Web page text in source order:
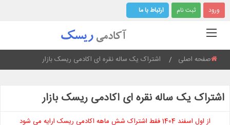
ورود ثبت نام ارتباط با ما
Current:
اشتراک یک ساله نقره ای اکادمی ریسک بازار صفحه اصلی
اشتراک یک ساله نقره ای اکادمی ریسک بازار
از اول اسفند 1404 فقط اشتراک شش ماهه اکادمی ریسک ارایه می شود